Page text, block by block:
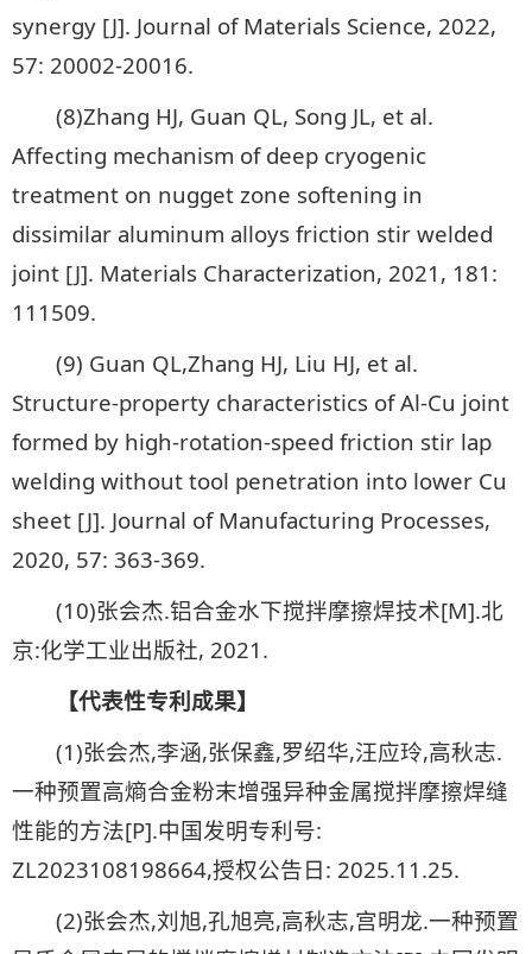
synergy [J]. Journal of Materials Science, 2022,
57: 20002-20016.
(8)Zhang HJ, Guan QL, Song JL, et al.
Affecting mechanism of deep cryogenic
treatment on nugget zone softening in
dissimilar aluminum alloys friction stir welded
joint [J]. Materials Characterization, 2021, 181:
111509.
(9) Guan QL,Zhang HJ, Liu HJ, et al.
Structure-property characteristics of Al-Cu joint
formed by high-rotation-speed friction stir lap
welding without tool penetration into lower Cu
sheet [J]. Journal of Manufacturing Processes,
2020, 57: 363-369.
(10)张会杰.铝合金水下搅拌摩擦焊技术[M].北
京:化学工业出版社, 2021.
【代表性专利成果】
(1)张会杰,李涵,张保鑫,罗绍华,汪应玲,高秋志.
一种预置高熵合金粉末增强异种金属搅拌摩擦焊缝
性能的方法[P].中国发明专利号:
ZL2023108198664,授权公告日: 2025.11.25.
(2)张会杰,刘旭,孔旭亮,高秋志,宫明龙.一种预置